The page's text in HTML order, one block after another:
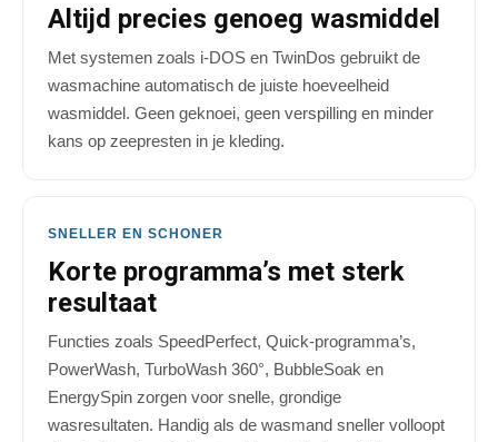
Altijd precies genoeg wasmiddel
Met systemen zoals i-DOS en TwinDos gebruikt de
wasmachine automatisch de juiste hoeveelheid
wasmiddel. Geen geknoei, geen verspilling en minder
kans op zeepresten in je kleding.
SNELLER EN SCHONER
Korte programma’s met sterk
resultaat
Functies zoals SpeedPerfect, Quick-programma’s,
PowerWash, TurboWash 360°, BubbleSoak en
EnergySpin zorgen voor snelle, grondige
wasresultaten. Handig als de wasmand sneller volloopt